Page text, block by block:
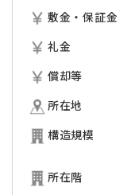
敷金・保証金
礼金
償却等
所在地
構造規模
所在階